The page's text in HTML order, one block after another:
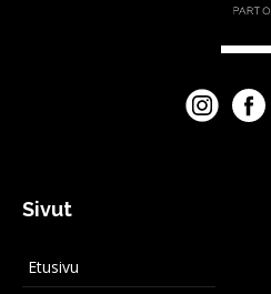
Sivut
Etusivu